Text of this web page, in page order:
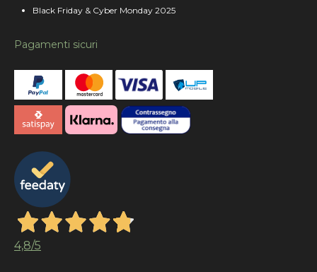
Black Friday & Cyber Monday 2025
Pagamenti sicuri
4,8/5